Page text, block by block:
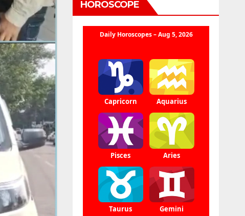
HOROSCOPE